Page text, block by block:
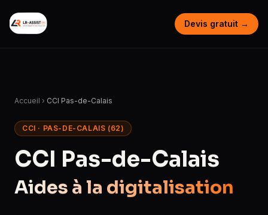
Devis gratuit →
Accueil › CCI Pas-de-Calais
CCI · PAS-DE-CALAIS (62)
CCI Pas-de-Calais
Aides à la digitalisation